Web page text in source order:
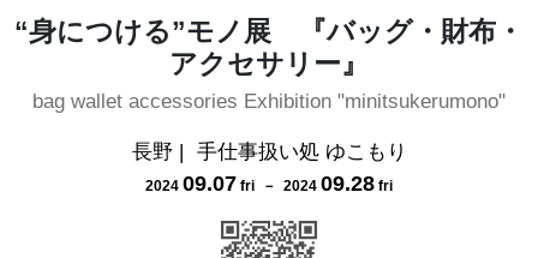
“身につける”モノ展 『バッグ・財布・
アクセサリー』
bag wallet accessories Exhibition "minitsukerumono"
長野 | 手仕事扱い処 ゆこもり
2024 09.07 fri － 2024 09.28 fri